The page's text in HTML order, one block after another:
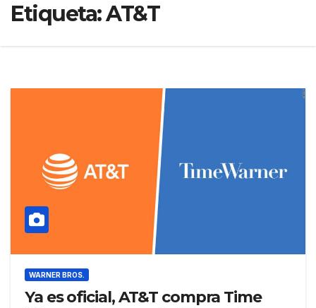
Etiqueta:AT&T
WARNER BROS.
Ya es oficial, AT&T compra Time